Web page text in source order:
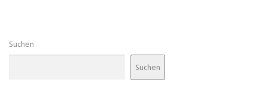
Suchen
Suchen